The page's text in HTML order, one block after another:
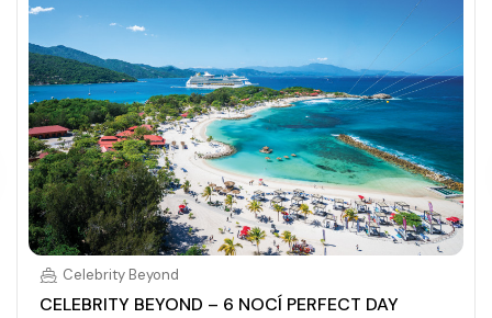
Celebrity Beyond
CELEBRITY BEYOND – 6 NOCÍ PERFECT DAY